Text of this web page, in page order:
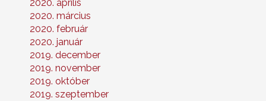
2020. április
2020. március
2020. február
2020. január
2019. december
2019. november
2019. október
2019. szeptember